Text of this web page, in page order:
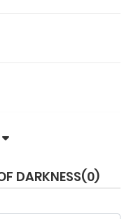
DARKNESS(0)